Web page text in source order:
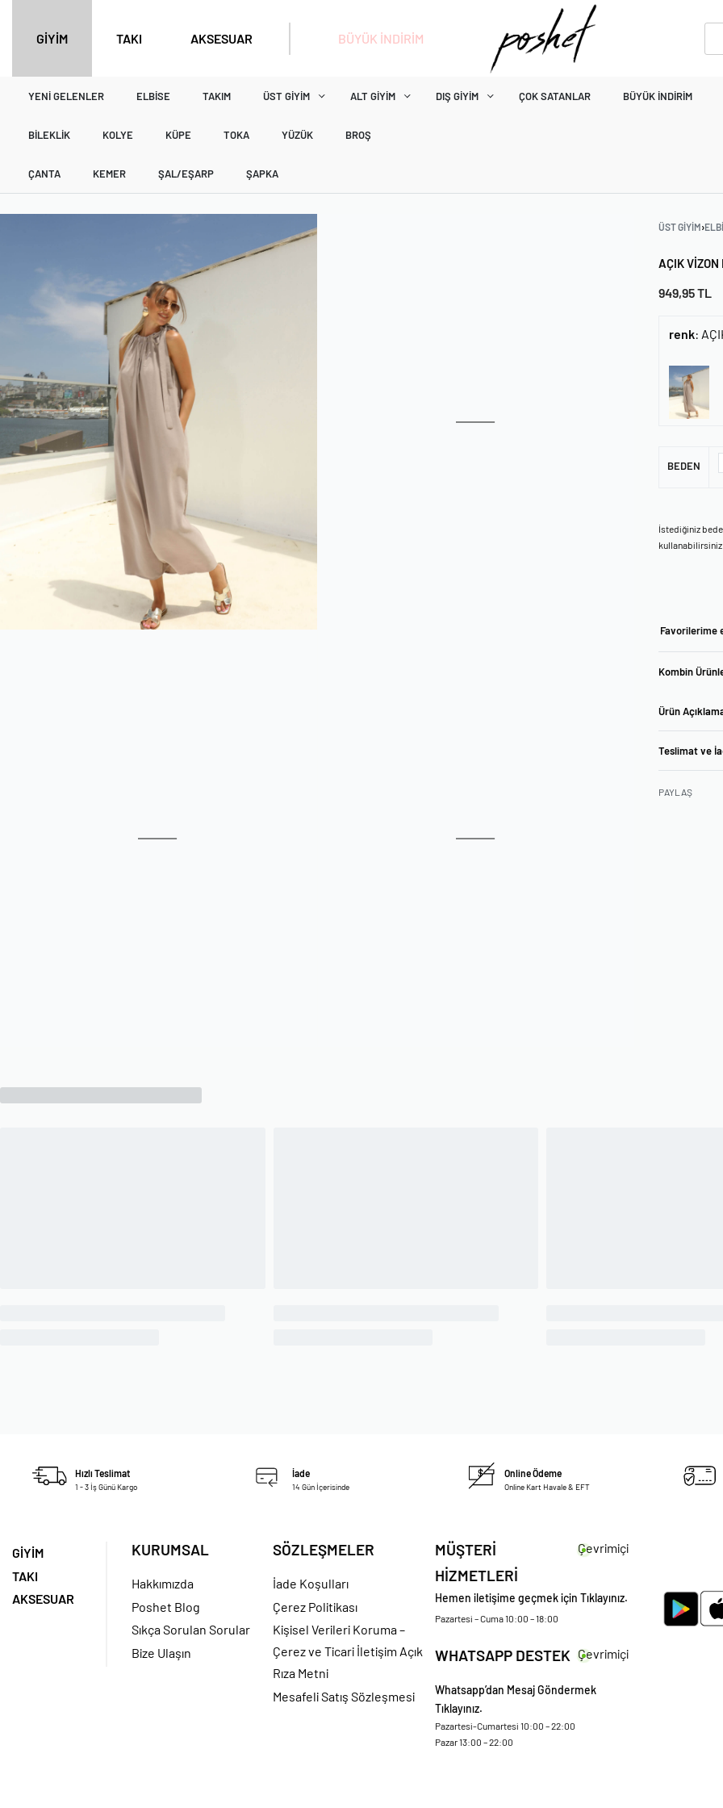
GİYİM TAKI AKSESUAR BÜYÜK İNDİRİM
YENI GELENLER ELBISE TAKIM ÜST GIYIM ALT GIYIM DIŞ GIYIM ÇOK SATANLAR BÜYÜK İNDIRIM
BILEKLIK KOLYE KÜPE TOKA YÜZÜK BROŞ
ÇANTA KEMER ŞAL/EŞARP ŞAPKA
ÜST GIYIM›
AÇIK
949,95TL
renk:
BEDEN
İstediğiniz
Favorilerime
Kombin
Ürün
Teslimat ve
PAYLAŞ
Hızlı Teslimat
1 - 3 İş Günü Kargo
İade
14 Gün İçerisinde
Online Ödeme
Online Kart Havale & EFT
GİYİM
TAKI
AKSESUAR
KURUMSAL
Hakkımızda
Poshet Blog
Sıkça Sorulan Sorular
Bize Ulaşın
SÖZLEŞMELER
İade Koşulları
Çerez Politikası
Kişisel Verileri Koruma –
Çerez ve Ticari İletişim Açık
Rıza Metni
Mesafeli Satış Sözleşmesi
MÜŞTERİ
HİZMETLERİ
Çevrimiçi
Hemen iletişime geçmek için Tıklayınız.
Pazartesi – Cuma 10:00 – 18:00
WHATSAPP DESTEK Çevrimiçi
Whatsapp’dan Mesaj Göndermek
Tıklayınız.
Pazartesi-Cumartesi 10:00 – 22:00
Pazar 13:00 – 22:00